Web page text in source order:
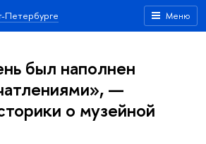
Меню
был наполнен
—
о музейной